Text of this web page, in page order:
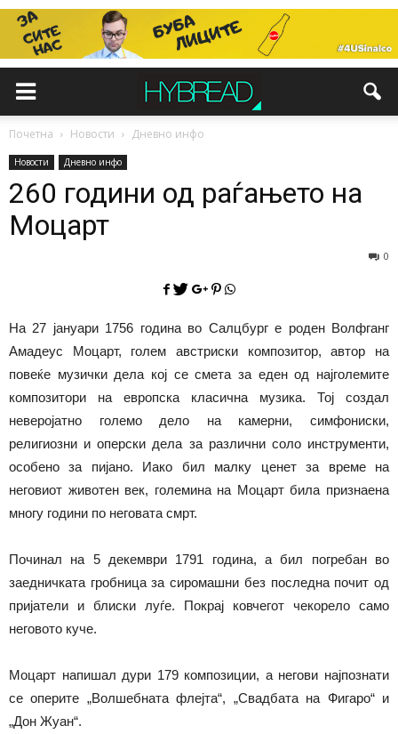
Почетна Новости Дневно инфо
Новости Дневно инфо
260 години од раѓањето на
Моцарт
0
На 27 јануари 1756 година во Салцбург е роден Волфганг
Амадеус Моцарт, голем австриски композитор, автор на
повеќе музички дела кој се смета за еден од најголемите
композитори на европска класична музика. Тој создал
неверојатно големо дело на камерни, симфониски,
религиозни и оперски дела за различни соло инструменти,
особено за пијано. Иако бил малку ценет за време на
неговиот животен век, големина на Моцарт била признаена
многу години по неговата смрт.
Починал на 5 декември 1791 година, а бил погребан во
заедничката гробница за сиромашни без последна почит од
пријатели и блиски луѓе. Покрај ковчегот чекорело само
неговото куче.
Моцарт напишал дури 179 композиции, а негови најпознати
се оперите „Волшебната флејта“, „Свадбата на Фигаро“ и
„Дон Жуан“.